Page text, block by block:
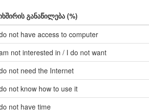
განაწილება (%)
not have access to computer
not interested in / I do not want
not need the Internet
not know how to use it
not have time